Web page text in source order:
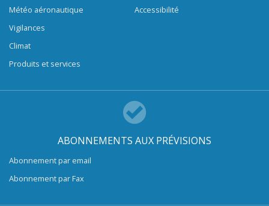
Météo aéronautique
Vigilances
Climat
Produits et services
Accessibilité
ABONNEMENTS AUX PRÉVISIONS
Abonnement par email
Abonnement par Fax